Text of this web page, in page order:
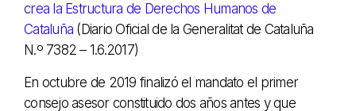
crea la Estructura de Derechos Humanos de
Cataluña (Diario Oficial de la Generalitat de Cataluña
N.º 7382 – 1.6.2017)
En octubre de 2019 finalizó el mandato el primer
consejo asesor constituido dos años antes y que